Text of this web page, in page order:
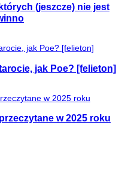
(jeszcze) nie jest
jak Poe? [felieton]
w 2025 roku